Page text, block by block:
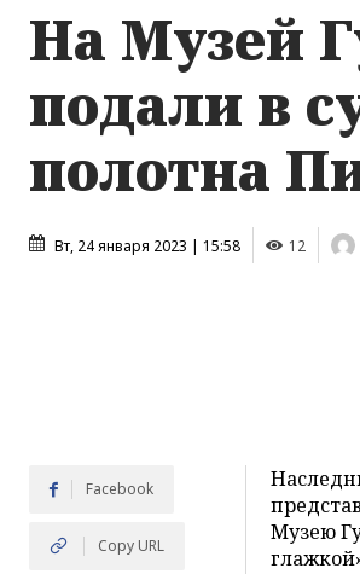
На Музей
подали в
полотна
Вт, 24 января 2023 | 15:58 12
Facebook
Copy URL
Музею